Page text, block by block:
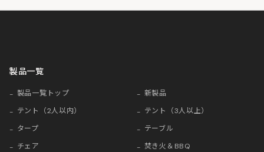
製品一覧
製品一覧トップ
新製品
テント（2人以内）
テント（3人以上）
タープ
テーブル
チェア
焚き火＆BBQ